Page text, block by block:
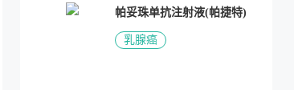
帕妥珠单抗注射液(帕捷特)
乳腺癌